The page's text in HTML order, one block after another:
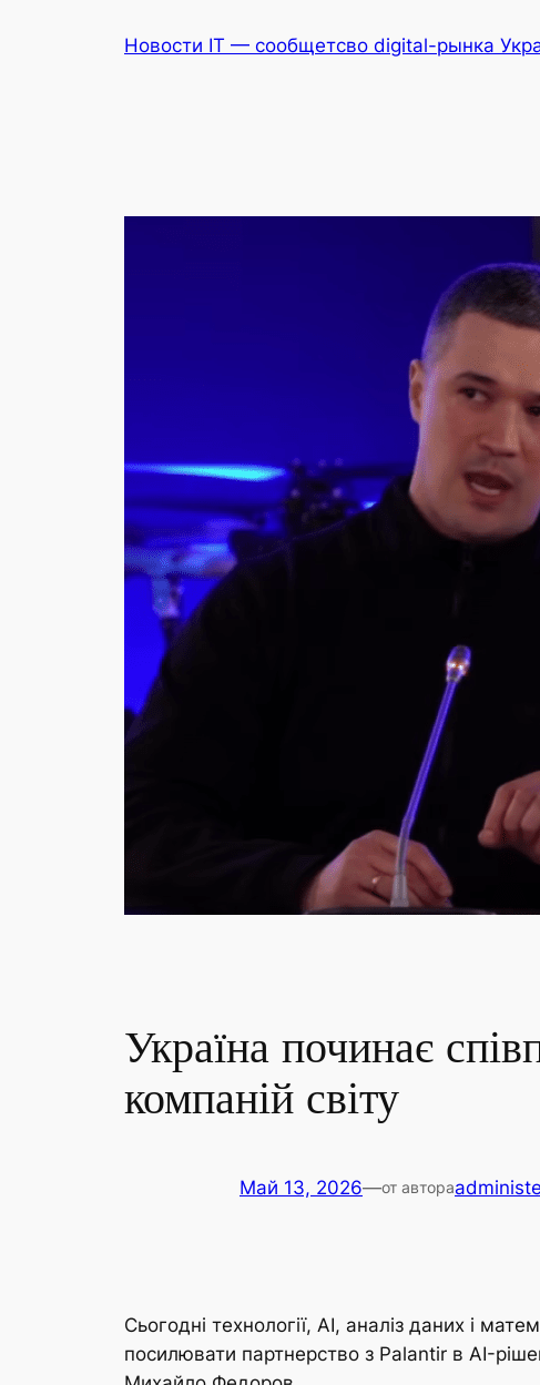
Новости IT — сообщетсво digital-рынка
Україна починає
компаній світу
Май 13, 2026—от автора
Сьогодні технології, AI, аналіз даних і
посилювати партнерство з Palantir в AI-